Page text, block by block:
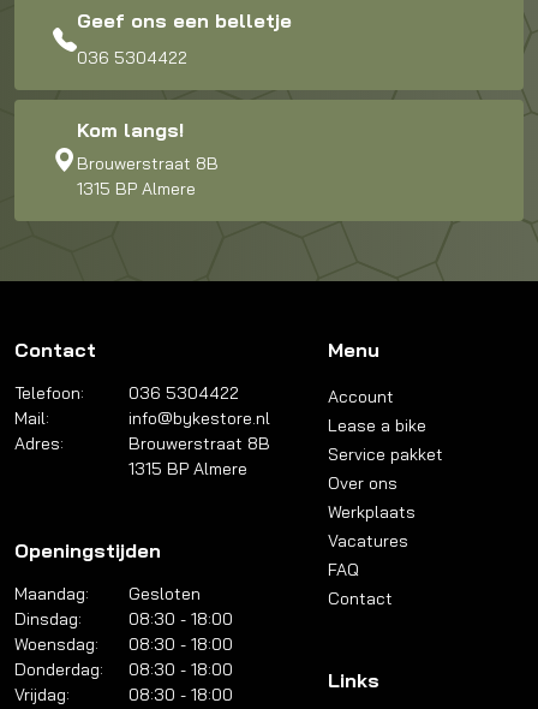
Geef ons een belletje
036 5304422
Kom langs!
Brouwerstraat 8B
1315 BP Almere
Contact
Telefoon:
036 5304422
Mail:
info@bykestore.nl
Adres:
Brouwerstraat 8B
1315 BP Almere
Openingstijden
Maandag:
Gesloten
Dinsdag:
08:30 - 18:00
Woensdag:
08:30 - 18:00
Donderdag:
08:30 - 18:00
Vrijdag:
08:30 - 18:00
Menu
Account
Lease a bike
Service pakket
Over ons
Werkplaats
Vacatures
FAQ
Contact
Links